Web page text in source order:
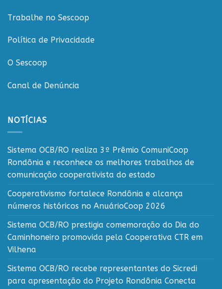
Trabalhe no Sescoop
Política de Privacidade
O Sescoop
Canal de Denúncia
NOTÍCIAS
Sistema OCB/RO realiza 3º Prêmio ComuniCoop
Rondônia e reconhece os melhores trabalhos de
comunicação cooperativista do estado
Cooperativismo fortalece Rondônia e alcança
números históricos no AnuárioCoop 2026
Sistema OCB/RO prestigia comemoração do Dia do
Caminhoneiro promovida pela Cooperativa CTR em
Vilhena
Sistema OCB/RO recebe representantes do Sicredi
para apresentação do Projeto Rondônia Conecta